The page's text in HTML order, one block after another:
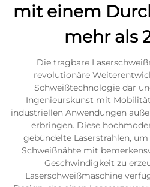
mit einem
mehr als
Die tragbare
revolutionäre
Schweißtechnologie dar
Ingenieurskunst mit
industriellen Anwendungen
erbringen. Diese
gebündelte Laserstrahlen,
Schweißnähte mit
Geschwindigkeit zu
Laserschweißmaschine